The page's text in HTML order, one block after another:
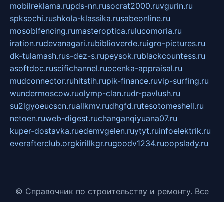
mobilreklama.rupds-nn.rusocrat2000.ruvgurin.ru
spksochi.rushkola-klassika.rusabeonline.ru
mosoblfencing.rumasteroptica.rulucomoria.ru
iration.rudevanagari.rubiblioverde.ruigro-pictures.ru
dk-tulamash.rus-dez-s.rupeysok.rublackcountess.ru
asoftdoc.ruscifichannel.ruocenka-appraisal.ru
mudconnector.ruhitstih.rupik-finance.ruvip-surfing.ru
wundermoscow.ruolymp-clan.rudr-pavlush.ru
su2lgyoeucscn.ruallkmv.rudhgfd.rutesotomeshell.ru
netoen.ruweb-digest.ruchanganqiyuana07.ru
kuper-dostavka.ruedemvgelen.ruytyt.ruinfoelektrik.ru
everafterclub.orgkirillkgr.rugoodv1234.ruoopslady.ru
© Справочник по строительству и ремонту. Все